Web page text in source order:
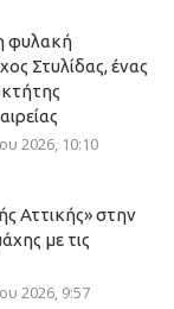
φυλακή
Στυλίδας, ένας
2026, 10:10
Αττικής» στην
με τις
2026, 9:57